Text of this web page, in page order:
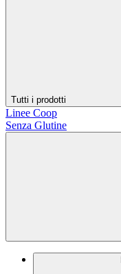
Tutti i prodotti
Linee Coop
Senza Glutine